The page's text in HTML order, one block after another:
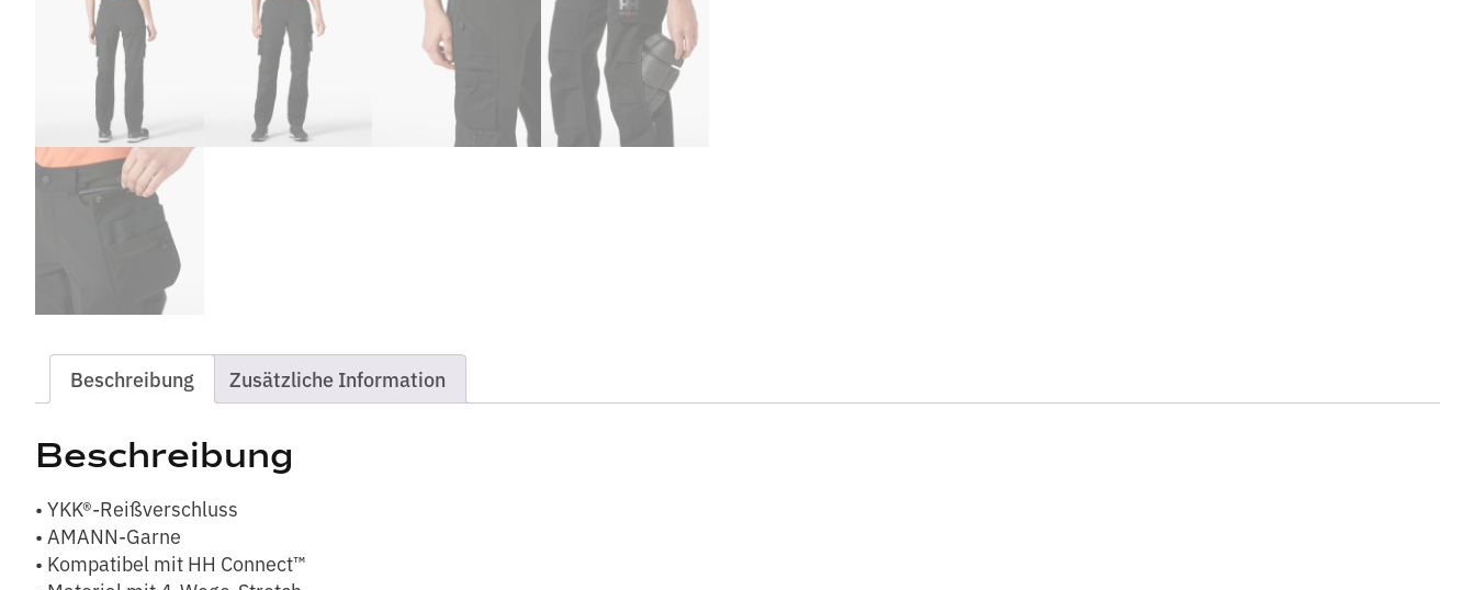
Beschreibung Zusätzliche Information
Beschreibung
• YKK®-Reißverschluss
• AMANN-Garne
• Kompatibel mit HH Connect™